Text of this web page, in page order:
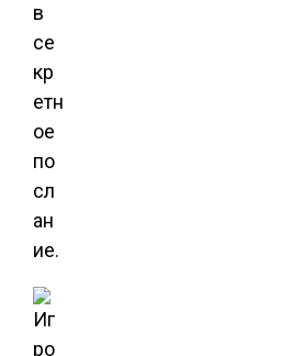
в
се
кр
етн
ое
по
сл
ан
ие.